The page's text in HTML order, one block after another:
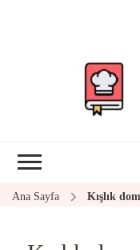
Ana Sayfa Kışlık